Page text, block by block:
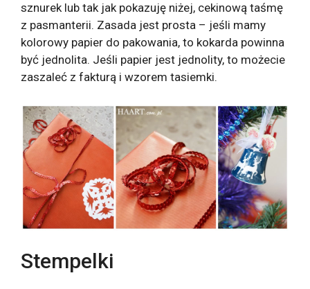
sznurek lub tak jak pokazuję niżej, cekinową taśmę
z pasmanterii. Zasada jest prosta – jeśli mamy
kolorowy papier do pakowania, to kokarda powinna
być jednolita. Jeśli papier jest jednolity, to możecie
zaszaleć z fakturą i wzorem tasiemki.
Stempelki